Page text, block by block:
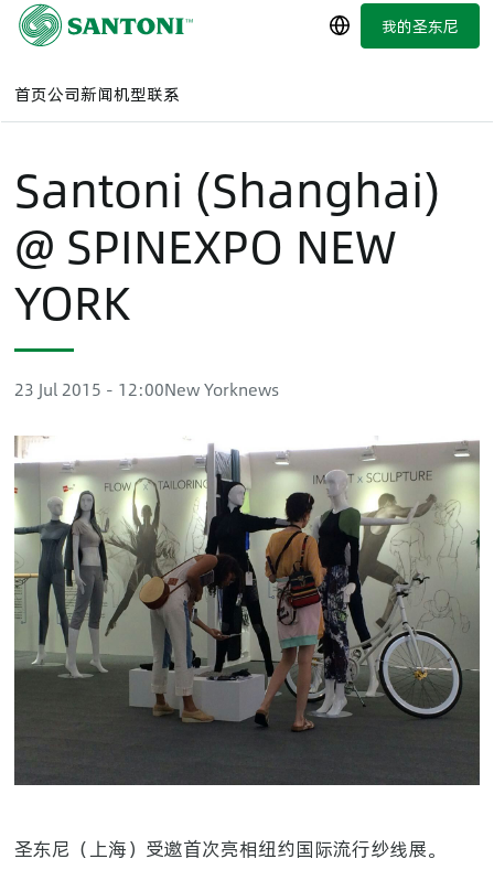
要
内
首页公司新闻机型联系
简体中文我的圣东尼
Santoni (Shanghai)
@ SPINEXPO NEW
YORK
23 Jul 2015 - 12:00New Yorknews
圣东尼（上海）受邀首次亮相纽约国际流行纱线展。